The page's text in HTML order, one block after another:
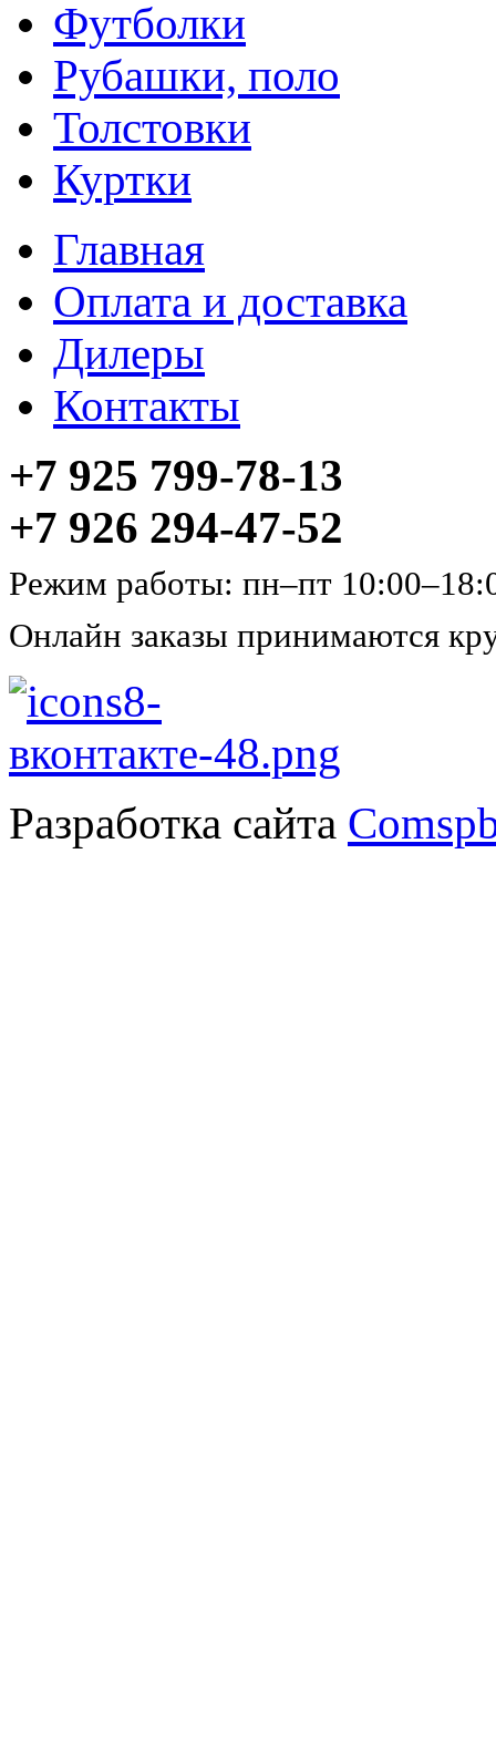
Футболки
Рубашки, поло
Толстовки
Куртки
Главная
Оплата и доставка
Дилеры
Контакты
+7 925 799-78-13
+7 926 294-47-52
Режим работы: пн–пт
Онлайн заказы принимаются
Разработка сайта